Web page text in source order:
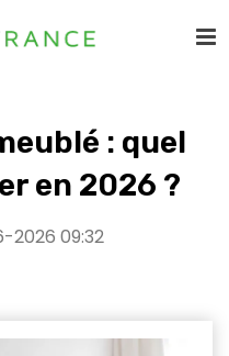
: quel
en 2026 ?
2026 09:32